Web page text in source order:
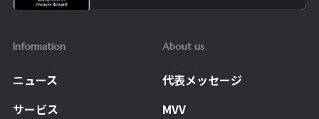
Information
ニュース
サービス
About us
代表メッセージ
MVV